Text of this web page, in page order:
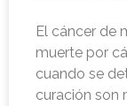
El cáncer de
muerte por
cuando se
curación son